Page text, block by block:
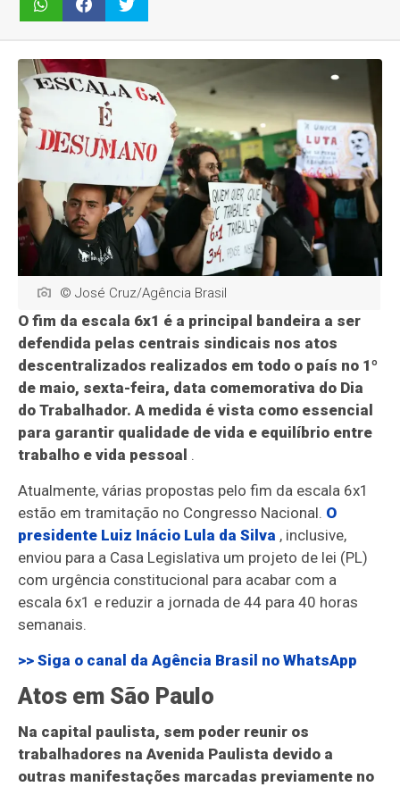
© José Cruz/Agência Brasil
O fim da escala 6x1 é a principal bandeira a ser
defendida pelas centrais sindicais nos atos
descentralizados realizados em todo o país no 1º
de maio, sexta-feira, data comemorativa do Dia
do Trabalhador. A medida é vista como essencial
para garantir qualidade de vida e equilíbrio entre
trabalho e vida pessoal .
Atualmente, várias propostas pelo fim da escala 6x1
estão em tramitação no Congresso Nacional. O
presidente Luiz Inácio Lula da Silva , inclusive,
enviou para a Casa Legislativa um projeto de lei (PL)
com urgência constitucional para acabar com a
escala 6x1 e reduzir a jornada de 44 para 40 horas
semanais.
>> Siga o canal daAgência Brasil no WhatsApp
Atos em São Paulo
Na capital paulista, sem poder reunir os
trabalhadores na Avenida Paulista devido a
outras manifestações marcadas previamente no